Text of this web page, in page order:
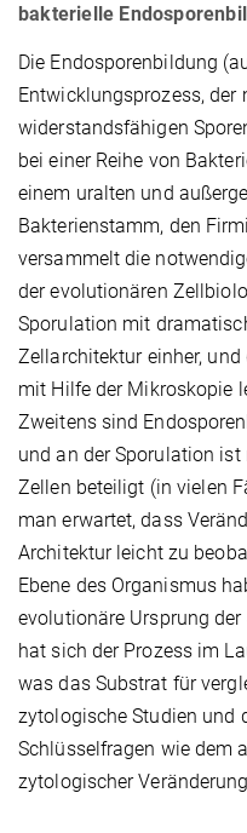
bakterielle
Die Endosporenbildung
Entwicklungsprozess, der
widerstandsfähigen
bei einer Reihe von
einem uralten und
Bakterienstamm, den
versammelt die
der evolutionären
Sporulation mit
Zellarchitektur einher,
mit Hilfe der Mikroskopie
Zweitens sind
und an der Sporulation
Zellen beteiligt (in vielen
man erwartet, dass
Architektur leicht zu
Ebene des Organismus
evolutionäre Ursprung
hat sich der Prozess im
was das Substrat für
zytologische Studien und
Schlüsselfragen wie dem
zytologischer